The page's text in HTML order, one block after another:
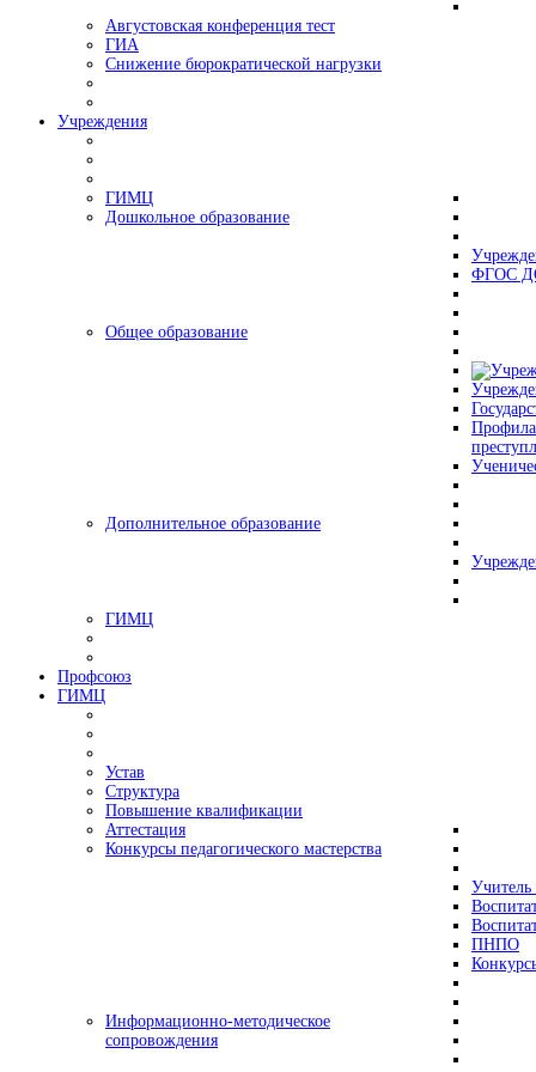
Августовская конференция тест
ГИА
Снижение бюрократической нагрузки
Учреждения
ГИМЦ
Дошкольное образование
ФГОС
Общее образование
Дополнительное образование
ГИМЦ
Профсоюз
ГИМЦ
Устав
Структура
Повышение квалификации
Аттестация
Конкурсы педагогического мастерства
Учитель
ПНПО
Информационно-методическое
сопровождения